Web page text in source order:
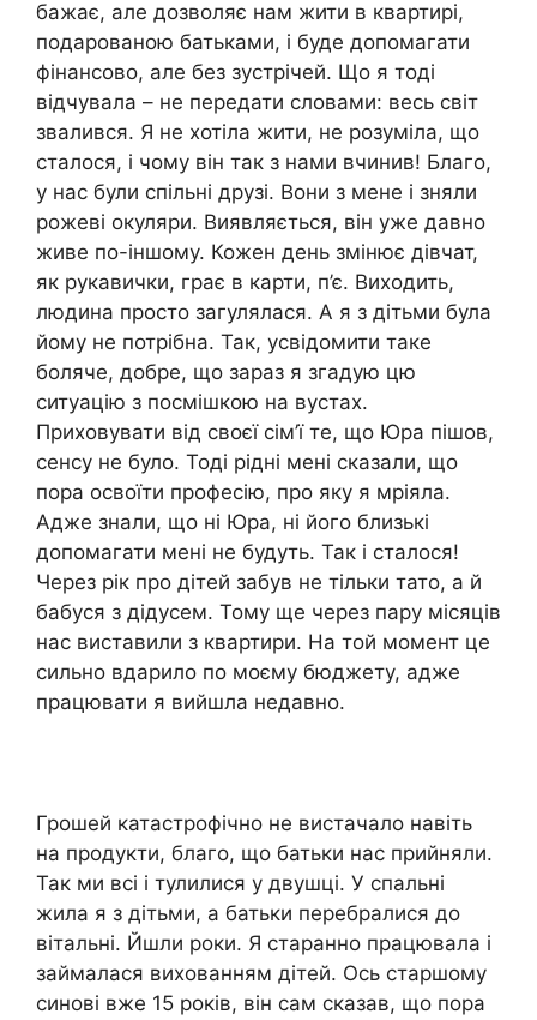
бажає, але дозволяє нам жити в квартирі,
подарованою батьками, і буде допомагати
фінансово, але без зустрічей. Що я тоді
відчувала – не передати словами: весь світ
звалився. Я не хотіла жити, не розуміла, що
сталося, і чому він так з нами вчинив! Благо,
у нас були спільні друзі. Вони з мене і зняли
рожеві окуляри. Виявляється, він уже давно
живе по-іншому. Кожен день змінює дівчат,
як рукавички, грає в карти, п’є. Виходить,
людина просто загулялася. А я з дітьми була
йому не потрібна. Так, усвідомити таке
боляче, добре, що зараз я згадую цю
ситуацію з посмішкою на вустах.
Приховувати від своєї сім’ї те, що Юра пішов,
сенсу не було. Тоді рідні мені сказали, що
пора освоїти професію, про яку я мріяла.
Адже знали, що ні Юра, ні його близькі
допомагати мені не будуть. Так і сталося!
Через рік про дітей забув не тільки тато, а й
бабуся з дідусем. Тому ще через пару місяців
нас виставили з квартири. На той момент це
сильно вдарило по моєму бюджету, адже
працювати я вийшла недавно.
Грошей катастрофічно не вистачало навіть
на продукти, благо, що батьки нас прийняли.
Так ми всі і тулилися у двушці. У спальні
жила я з дітьми, а батьки перебралися до
вітальні. Йшли роки. Я старанно працювала і
займалася вихованням дітей. Ось старшому
синові вже 15 років, він сам сказав, що пора